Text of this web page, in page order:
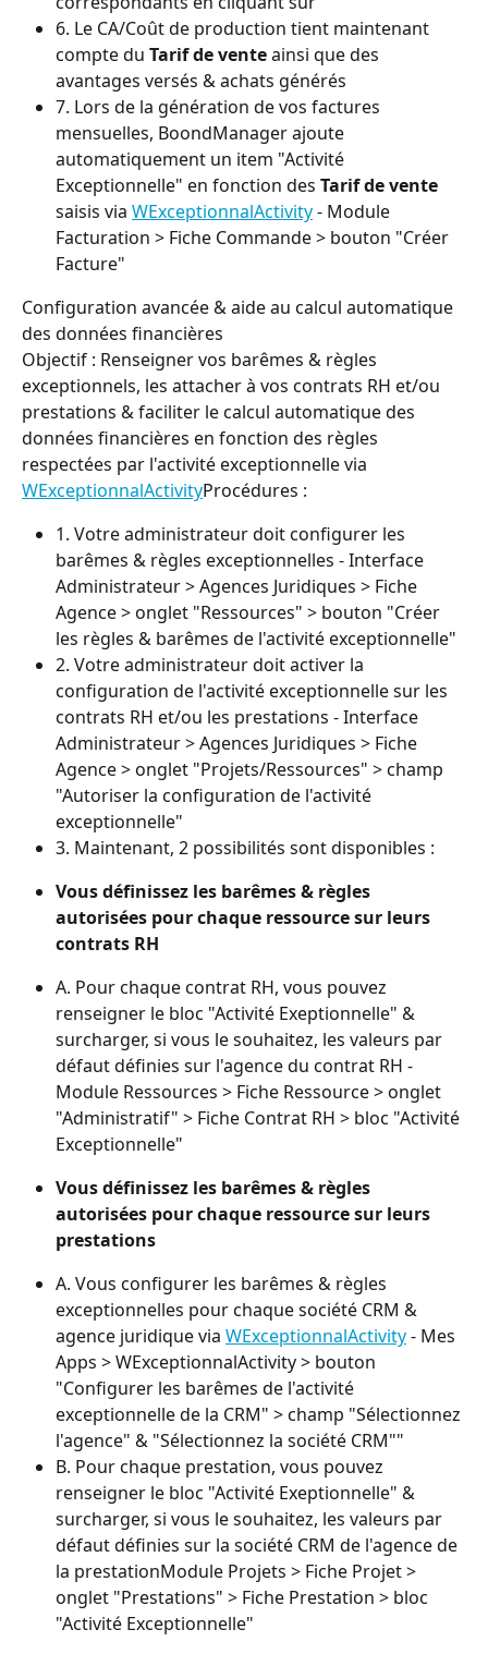
6. Le CA/Coût de production tient maintenant
compte du Tarif de vente ainsi que des
avantages versés & achats générés
7. Lors de la génération de vos factures
mensuelles, BoondManager ajoute
automatiquement un item "Activité
Exceptionnelle" en fonction des Tarif de vente
saisis via WExceptionnalActivity - Module
Facturation > Fiche Commande > bouton "Créer
Facture"
Configuration avancée & aide au calcul automatique
des données financières
Objectif : Renseigner vos barêmes & règles
exceptionnels, les attacher à vos contrats RH et/ou
prestations & faciliter le calcul automatique des
données financières en fonction des règles
respectées par l'activité exceptionnelle via
WExceptionnalActivityProcédures :
1. Votre administrateur doit configurer les
barêmes & règles exceptionnelles - Interface
Administrateur > Agences Juridiques > Fiche
Agence > onglet "Ressources" > bouton "Créer
les règles & barêmes de l'activité exceptionnelle"
2. Votre administrateur doit activer la
configuration de l'activité exceptionnelle sur les
contrats RH et/ou les prestations - Interface
Administrateur > Agences Juridiques > Fiche
Agence > onglet "Projets/Ressources" > champ
"Autoriser la configuration de l'activité
exceptionnelle"
3. Maintenant, 2 possibilités sont disponibles :
Vous définissez les barêmes & règles
autorisées pour chaque ressource sur leurs
contrats RH
A. Pour chaque contrat RH, vous pouvez
renseigner le bloc "Activité Exeptionnelle" &
surcharger, si vous le souhaitez, les valeurs par
défaut définies sur l'agence du contrat RH -
Module Ressources > Fiche Ressource > onglet
"Administratif" > Fiche Contrat RH > bloc "Activité
Exceptionnelle"
Vous définissez les barêmes & règles
autorisées pour chaque ressource sur leurs
prestations
A. Vous configurer les barêmes & règles
exceptionnelles pour chaque société CRM &
agence juridique via WExceptionnalActivity - Mes
Apps > WExceptionnalActivity > bouton
"Configurer les barêmes de l'activité
exceptionnelle de la CRM" > champ "Sélectionnez
l'agence" & "Sélectionnez la société CRM""
B. Pour chaque prestation, vous pouvez
renseigner le bloc "Activité Exeptionnelle" &
surcharger, si vous le souhaitez, les valeurs par
défaut définies sur la société CRM de l'agence de
la prestationModule Projets > Fiche Projet >
onglet "Prestations" > Fiche Prestation > bloc
"Activité Exceptionnelle"